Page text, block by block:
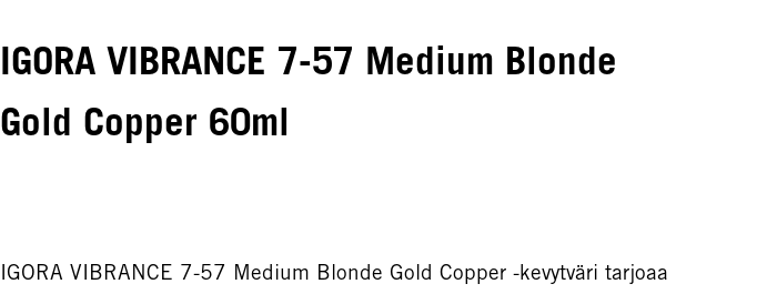
IGORA VIBRANCE 7-57 Medium Blonde
Gold Copper 60ml
IGORA VIBRANCE 7-57 Medium Blonde Gold Copper -kevytväri tarjoaa